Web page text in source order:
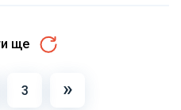
ще
Навігація
3 »